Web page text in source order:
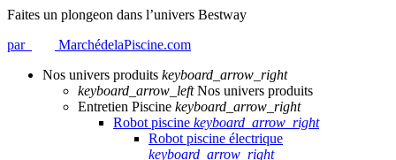
Faites un plongeon dans l’univers Bestway
par
MarchédelaPiscine.com
Nos univers produits keyboard_arrow_right
keyboard_arrow_left Nos univers produits
Entretien Piscine keyboard_arrow_right
Robot piscine keyboard_arrow_right
Robot piscine électrique
keyboard_arrow_right